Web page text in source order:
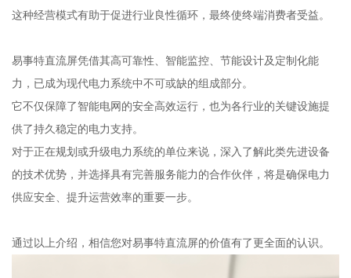
这种经营模式有助于促进行业良性循环，最终使终端消费者受益。
易事特直流屏凭借其高可靠性、智能监控、节能设计及定制化能
力，已成为现代电力系统中不可或缺的组成部分。
它不仅保障了智能电网的安全高效运行，也为各行业的关键设施提
供了持久稳定的电力支持。
对于正在规划或升级电力系统的单位来说，深入了解此类先进设备
的技术优势，并选择具有完善服务能力的合作伙伴，将是确保电力
供应安全、提升运营效率的重要一步。
通过以上介绍，相信您对易事特直流屏的价值有了更全面的认识。